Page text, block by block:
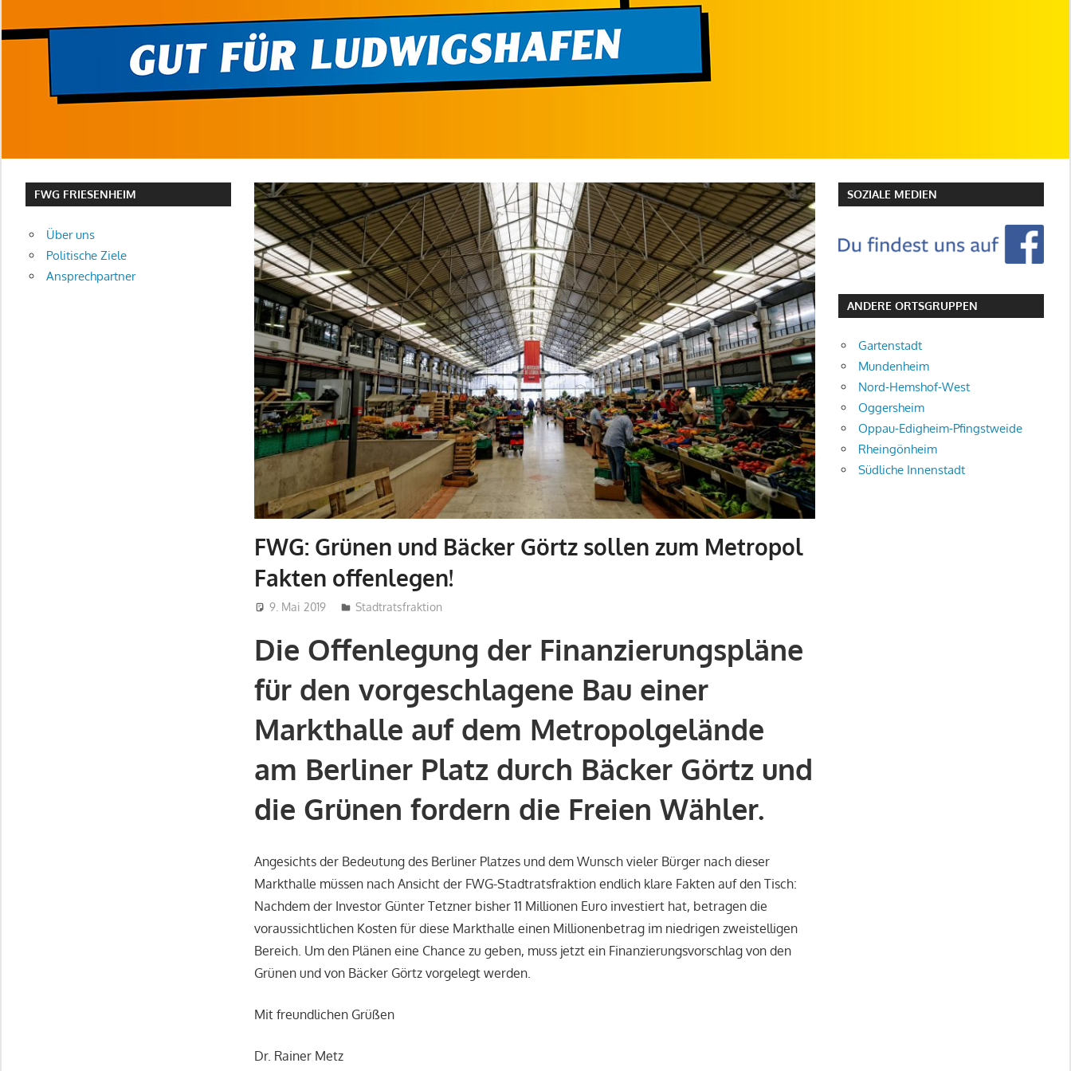
FWG: Grünen und Bäcker Görtz sollen zum Metropol
Fakten offenlegen!
9. Mai 2019 admin
Stadtratsfraktion
Die Offenlegung der Finanzierungspläne
für den vorgeschlagene Bau einer
Markthalle auf dem Metropolgelände
am Berliner Platz durch Bäcker Görtz und
die Grünen fordern die Freien Wähler.
Angesichts der Bedeutung des Berliner Platzes und dem Wunsch vieler Bürger nach dieser
Markthalle müssen nach Ansicht der FWG-Stadtratsfraktion endlich klare Fakten auf den Tisch:
Nachdem der Investor Günter Tetzner bisher 11 Millionen Euro investiert hat, betragen die
voraussichtlichen Kosten für diese Markthalle einen Millionenbetrag im niedrigen zweistelligen
Bereich. Um den Plänen eine Chance zu geben, muss jetzt ein Finanzierungsvorschlag von den
Grünen und von Bäcker Görtz vorgelegt werden.
Mit freundlichen Grüßen
Dr. Rainer Metz
FWG FRIESENHEIM
Über uns
Politische Ziele
Ansprechpartner
SOZIALE MEDIEN
ANDERE ORTSGRUPPEN
Gartenstadt
Mundenheim
Nord-Hemshof-West
Oggersheim
Oppau-Edigheim-Pfingstweide
Rheingönheim
Südliche Innenstadt